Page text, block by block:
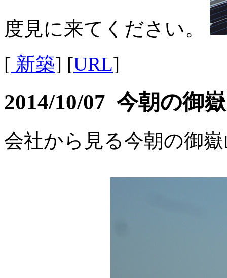
度見に来てください。
[ 新築] [URL]
2014/10/07 今朝の御
会社から見る今朝の御